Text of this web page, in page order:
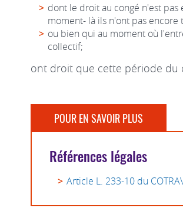
dont le droit au congé n'est
moment- là ils n'ont pas
ou bien qui au moment où
collectif;
ont droit que cette période du
POUR EN SAVOIR PLUS
Références légales
Article L. 233-10 du